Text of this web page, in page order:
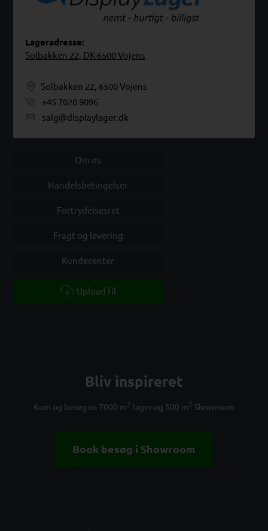
Lageradresse:
Solbakken 22, DK-6500 Vojens
Solbakken 22, 6500 Vojens
+45 7020 9096
salg@displaylager.dk
Om os
Handelsbetingelser
Fortrydelsesret
Fragt og levering
Kundecenter
Upload fil
Bliv inspireret
Kom og besøg os 7000 m2 lager og 500 m2 Showroom
Book besøg i Showroom